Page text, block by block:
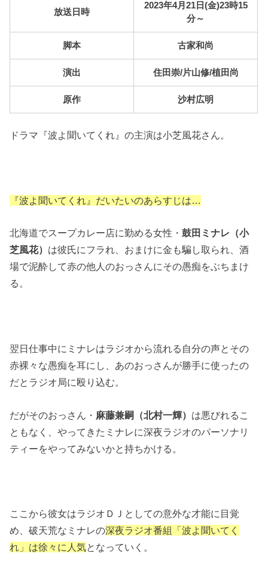
放送日時
2023年4月21日(金)23時15
分～
脚本 古家和尚
演出 住田崇/片山修/植田尚
原作 沙村広明
ドラマ『波よ聞いてくれ』の主演は小芝風花さん。
『波よ聞いてくれ』だいたいのあらすじは…
北海道でスープカレー店に勤める女性・鼓田ミナレ（小
芝風花） は彼氏にフラれ、おまけに金も騙し取られ、酒
場で泥酔して赤の他人のおっさんにその愚痴をぶちまけ
る。
翌日仕事中にミナレはラジオから流れる自分の声とその
赤裸々な愚痴を耳にし、あのおっさんが勝手に使ったの
だとラジオ局に殴り込む。
だがそのおっさん・ 麻藤兼嗣（北村一輝） は悪びれるこ
ともなく、やってきたミナレに深夜ラジオのパーソナリ
ティーをやってみないかと持ちかける。
ここから彼女はラジオＤＪとしての意外な才能に目覚
め、破天荒なミナレの深夜ラジオ番組「波よ聞いてく
れ」は徐々に人気となっていく。